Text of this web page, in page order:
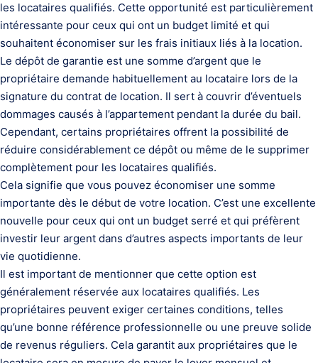
les locataires qualifiés. Cette opportunité est particulièrement
intéressante pour ceux qui ont un budget limité et qui
souhaitent économiser sur les frais initiaux liés à la location.
Le dépôt de garantie est une somme d’argent que le
propriétaire demande habituellement au locataire lors de la
signature du contrat de location. Il sert à couvrir d’éventuels
dommages causés à l’appartement pendant la durée du bail.
Cependant, certains propriétaires offrent la possibilité de
réduire considérablement ce dépôt ou même de le supprimer
complètement pour les locataires qualifiés.
Cela signifie que vous pouvez économiser une somme
importante dès le début de votre location. C’est une excellente
nouvelle pour ceux qui ont un budget serré et qui préfèrent
investir leur argent dans d’autres aspects importants de leur
vie quotidienne.
Il est important de mentionner que cette option est
généralement réservée aux locataires qualifiés. Les
propriétaires peuvent exiger certaines conditions, telles
qu’une bonne référence professionnelle ou une preuve solide
de revenus réguliers. Cela garantit aux propriétaires que le